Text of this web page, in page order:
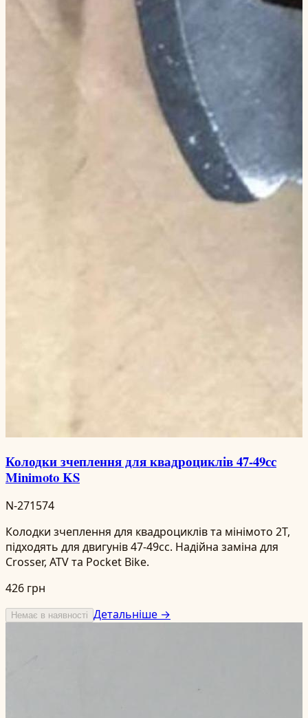
Колодки зчеплення для квадроциклів 47-49сс
Minimoto KS
N-271574
Колодки зчеплення для квадроциклів та мінімото 2T,
підходять для двигунів 47-49сс. Надійна заміна для
Crosser, ATV та Pocket Bike.
426 грн
Немає в наявності Детальніше →